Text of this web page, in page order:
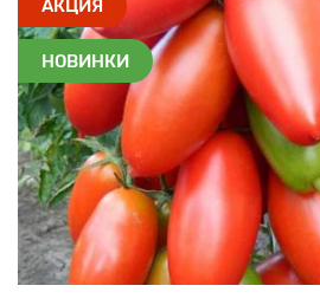
АКЦИЯ
НОВИНКИ